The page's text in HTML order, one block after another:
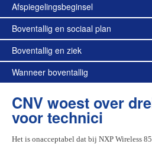
Afspiegelingsbeginsel
Boventallig en sociaal plan
Boventallig en ziek
Wanneer boventallig
CNV woest over
voor technici
Het is onacceptabel dat bij NXP Wireless